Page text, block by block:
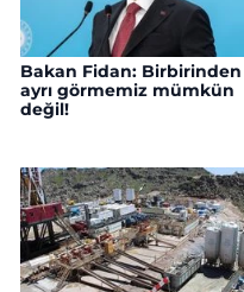
Bakan Fidan: Birbirinden
ayrı görmemiz mümkün
değil!